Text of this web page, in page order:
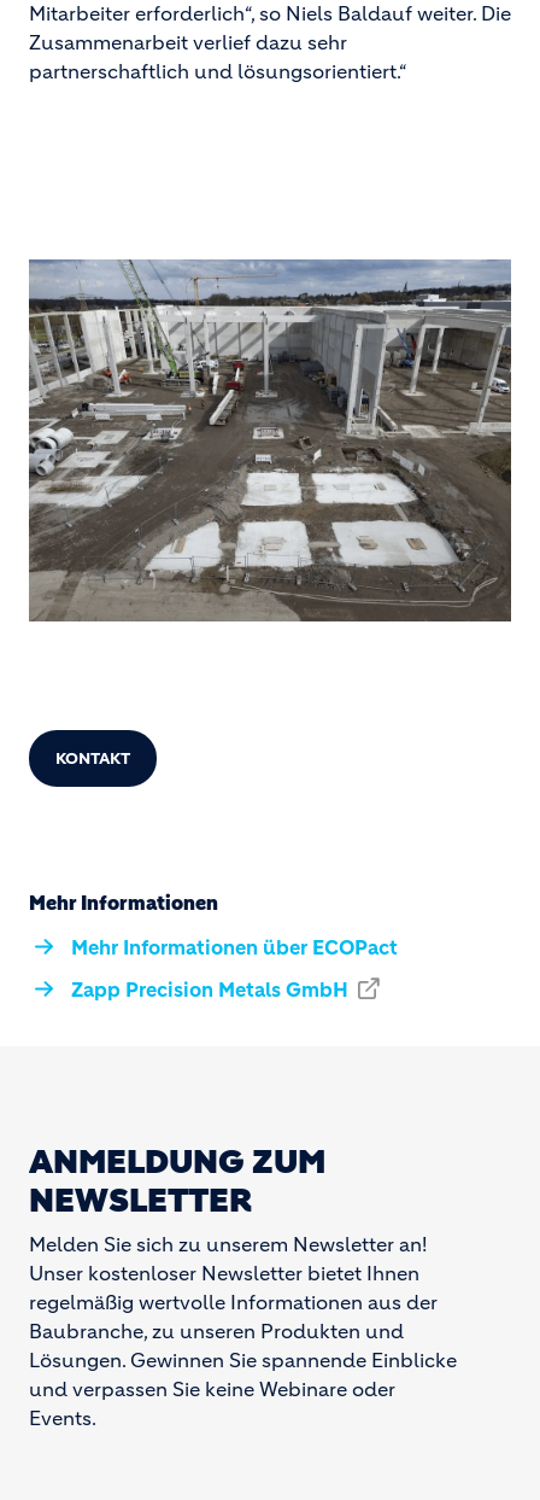
Mitarbeiter erforderlich“, so Niels Baldauf weiter. Die
Zusammenarbeit verlief dazu sehr
partnerschaftlich und lösungsorientiert.“
KONTAKT
Mehr Informationen
Mehr Informationen über ECOPact
Zapp Precision Metals GmbH
ANMELDUNG ZUM
NEWSLETTER
Melden Sie sich zu unserem Newsletter an!
Unser kostenloser Newsletter bietet Ihnen
regelmäßig wertvolle Informationen aus der
Baubranche, zu unseren Produkten und
Lösungen. Gewinnen Sie spannende Einblicke
und verpassen Sie keine Webinare oder
Events.